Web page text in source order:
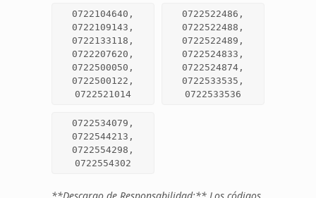
0722104640,
0722109143,
0722133118,
0722207620,
0722500050,
0722500122,
0722521014
0722522486,
0722522488,
0722522489,
0722524833,
0722524874,
0722533535,
0722533536
0722534079,
0722544213,
0722554298,
0722554302